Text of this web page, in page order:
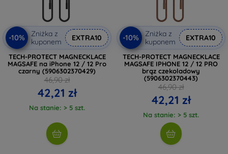
-10%
Zniżka z
kuponem
EXTRA10
TECH-PROTECT MAGNECKLACE
MAGSAFE na iPhone 12 / 12 Pro
czarny (5906302370429)
46,90 zł
42,21 zł
Na stanie: > 5 szt.
-10%
Zniżka z
kuponem
EXTRA10
TECH-PROTECT MAGNECKLACE
MAGSAFE IPHONE 12 / 12 PRO
brąz czekoladowy
(5906302370443)
46,90 zł
42,21 zł
Na stanie: > 5 szt.